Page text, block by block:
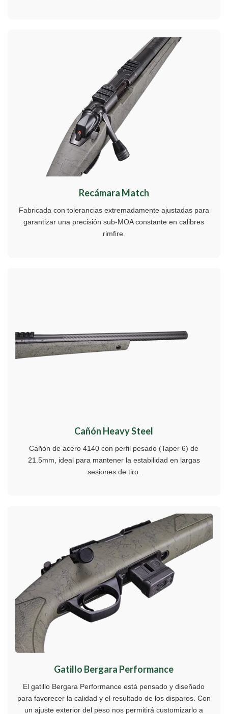
Recámara Match
Fabricada con tolerancias extremadamente ajustadas para
garantizar una precisión sub-MOA constante en calibres
rimfire.
Cañón Heavy Steel
Cañón de acero 4140 con perfil pesado (Taper 6) de
21.5mm, ideal para mantener la estabilidad en largas
sesiones de tiro.
Gatillo Bergara Performance
El gatillo Bergara Performance está pensado y diseñado
para favorecer la calidad y el resultado de los disparos. Con
un ajuste exterior del peso nos permitirá customizarlo a